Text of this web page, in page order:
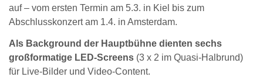
auf – vom ersten Termin am 5.3. in Kiel bis zum
Abschlusskonzert am 1.4. in Amsterdam.
Als Background der Hauptbühne dienten sechs
großformatige LED-Screens (3 x 2 im Quasi-Halbrund)
für Live-Bilder und Video-Content.